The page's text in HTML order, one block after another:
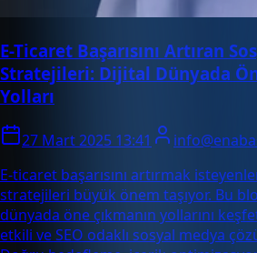
E-Ticaret Başarısını Artıran
Stratejileri: Dijital Dünyada
Yolları
27 Mart 2025 13:41
E-ticaret başarısını artırmak
stratejileri büyük önem taşıyor. Bu
dünyada öne çıkmanın yollarını
etkili ve SEO odaklı sosyal medya